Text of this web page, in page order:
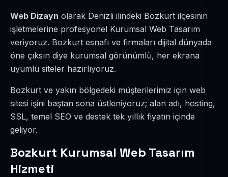
Web Dizayn olarak Denizli ilindeki Bozkurt ilçesinin
işletmelerine profesyonel Kurumsal Web Tasarım
veriyoruz. Bozkurt esnafı ve firmaları dijital dünyada
öne çıksın diye kurumsal görünümlü, her ekrana
uyumlu siteler hazırlıyoruz.
Bozkurt ve yakın bölgedeki müşterilerimiz için web
sitesi işini baştan sona üstleniyoruz; alan adı, hosting,
SSL, temel SEO ve destek tek yıllık fiyatın içinde
geliyor.
Bozkurt Kurumsal Web Tasarım
Hizmeti